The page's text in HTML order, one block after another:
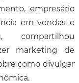
empresário
em vendas e
compartilhou
marketing de
como divulgar